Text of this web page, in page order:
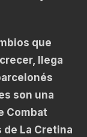
que
llega
son una
Combat
de La Cretina